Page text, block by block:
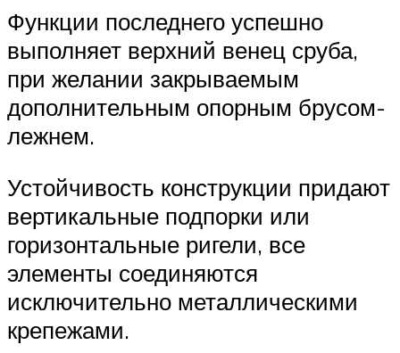
Функции последнего успешно
выполняет верхний венец сруба,
при желании закрываемым
дополнительным опорным брусом-
лежнем.
Устойчивость конструкции придают
вертикальные подпорки или
горизонтальные ригели, все
элементы соединяются
исключительно металлическими
крепежами.